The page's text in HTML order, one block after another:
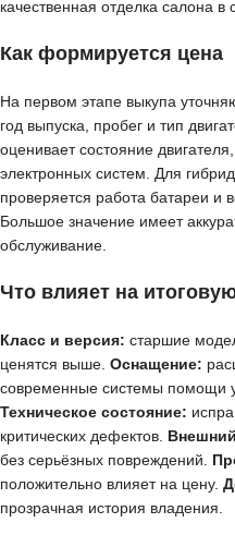
качественная отделка салона в
Как формируется цена
На первом этапе выкупа
год выпуска, пробег и тип
оценивает состояние
электронных систем. Для
проверяется работа батареи и
Большое значение имеет
обслуживание.
Что влияет на
Класс и версия: старшие
ценятся выше. Оснащение:
современные системы помощи
Техническое состояние:
критических дефектов.
без серьёзных повреждений.
положительно влияет на цену.
прозрачная история владения.